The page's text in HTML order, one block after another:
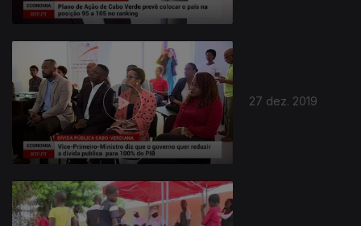
27 dez. 2019